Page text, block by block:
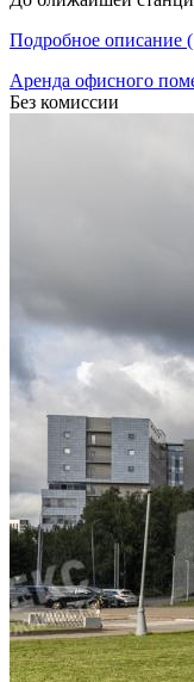
Подробное описание
Аренда офисного
Без комиссии